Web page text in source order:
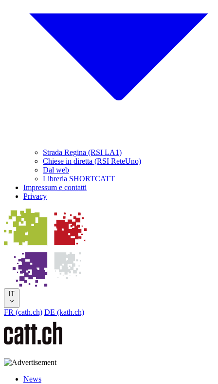
Strada Regina (RSI LA1)
Chiese in diretta (RSI ReteUno)
Dal web
Libreria SHORTCATT
Impressum e contatti
Privacy
IT
FR (cath.ch) DE (kath.ch)
News